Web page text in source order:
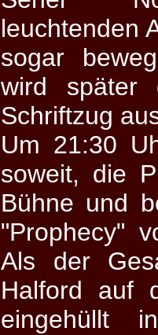
leuchtenden
sogar
wird später
Schriftzug
Um 21:30
soweit, die
Bühne und
"Prophecy"
Als der
Halford auf
eingehüllt